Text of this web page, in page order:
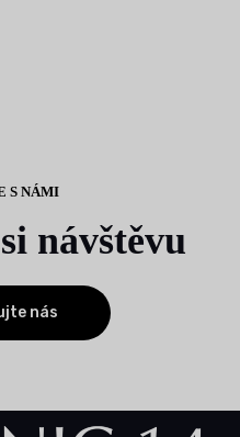
S NÁMI
návštěvu
nás